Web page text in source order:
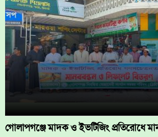
গোলাপগঞ্জে মাদক ও ইভটিজিং প্রতিরোধে